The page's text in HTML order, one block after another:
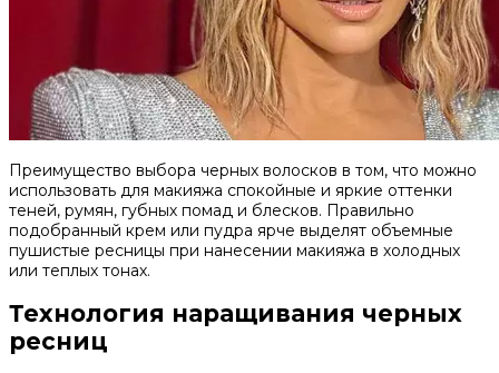
Преимущество выбора черных волосков в том, что можно
использовать для макияжа спокойные и яркие оттенки
теней, румян, губных помад и блесков. Правильно
подобранный крем или пудра ярче выделят объемные
пушистые ресницы при нанесении макияжа в холодных
или теплых тонах.
Технология наращивания черных
ресниц